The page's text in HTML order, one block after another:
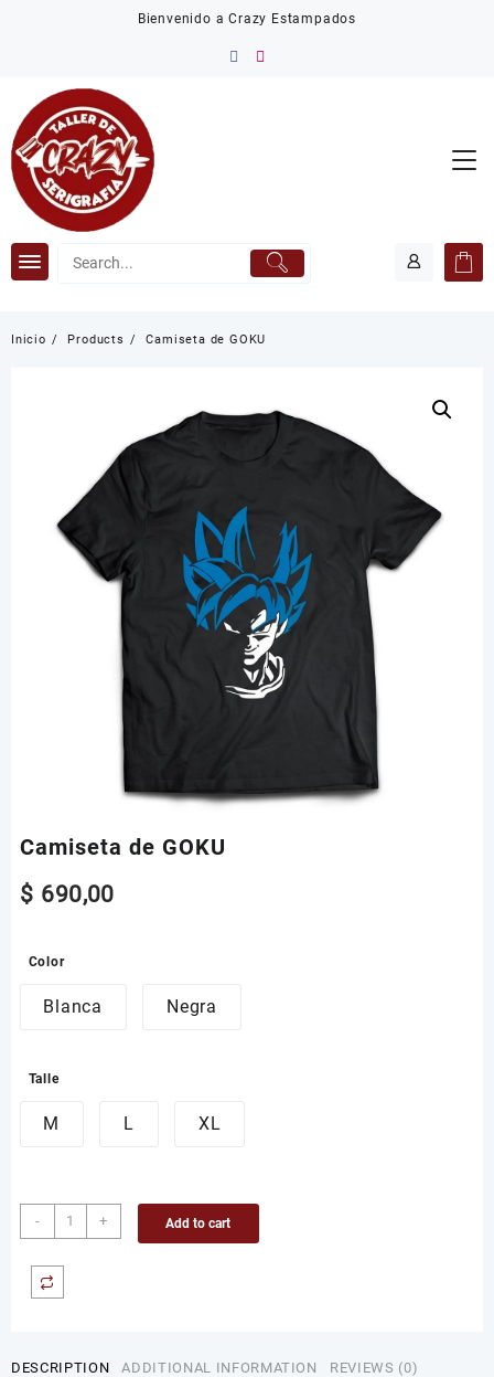
Bienvenido a Crazy Estampados
Inicio Products Camiseta de GOKU
Camiseta de GOKU
$690,00
Color
Blanca Negra
Talle
M L XL
-
Camiseta
de
quantity
+ Add to cart
DESCRIPTION ADDITIONAL INFORMATION REVIEWS (0)